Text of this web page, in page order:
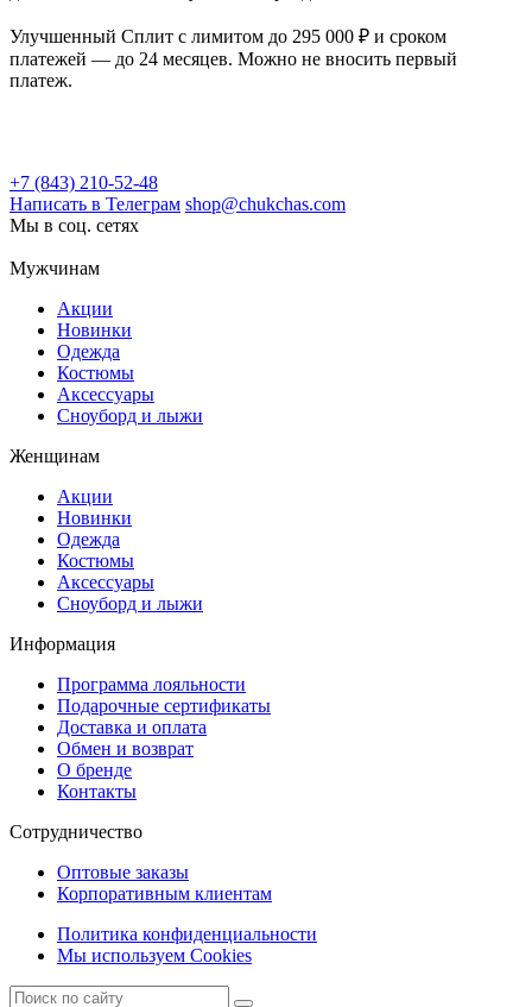
Улучшенный Сплит с лимитом до 295 000 ₽ и сроком
платежей — до 24 месяцев. Можно не вносить первый
платеж.
+7 (843) 210-52-48
Написать в Телеграм shop@chukchas.com
Мы в соц. сетях
Мужчинам
Акции
Новинки
Одежда
Костюмы
Аксессуары
Сноуборд и лыжи
Женщинам
Акции
Новинки
Одежда
Костюмы
Аксессуары
Сноуборд и лыжи
Информация
Программа лояльности
Подарочные сертификаты
Доставка и оплата
Обмен и возврат
О бренде
Контакты
Сотрудничество
Оптовые заказы
Корпоративным клиентам
Политика конфиденциальности
Мы используем Cookies